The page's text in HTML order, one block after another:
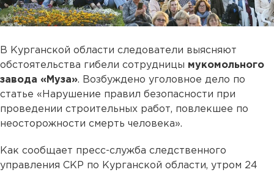
В Курганской области следователи выясняют
обстоятельства гибели сотрудницы мукомольного
завода «Муза». Возбуждено уголовное дело по
статье «Нарушение правил безопасности при
проведении строительных работ, повлекшее по
неосторожности смерть человека».
Как сообщает пресс-служба следственного
управления СКР по Курганской области, утром 24